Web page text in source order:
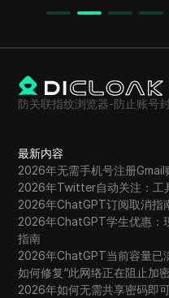
防关联指纹浏览器-防止账号
最新内容
2026年无需手机号注册Gmail
2026年Twitter自动关注：工
2026年ChatGPT订阅取消指
2026年ChatGPT学生优惠：
指南
2026年ChatGPT当前容量已
如何修复“此网络正在阻止加
2026年如何无需共享密码即